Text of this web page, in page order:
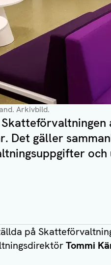
Arkivbild.
Det gäller
på
Tommi